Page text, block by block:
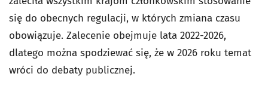
się do obecnych regulacji, w których zmiana czasu
obowiązuje. Zalecenie obejmuje lata 2022-2026,
dlatego można spodziewać się, że w 2026 roku temat
wróci do debaty publicznej.